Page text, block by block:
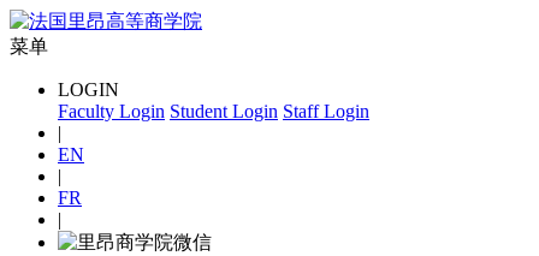
菜单
LOGIN
Faculty Login Student Login Staff Login
|
EN
|
FR
|